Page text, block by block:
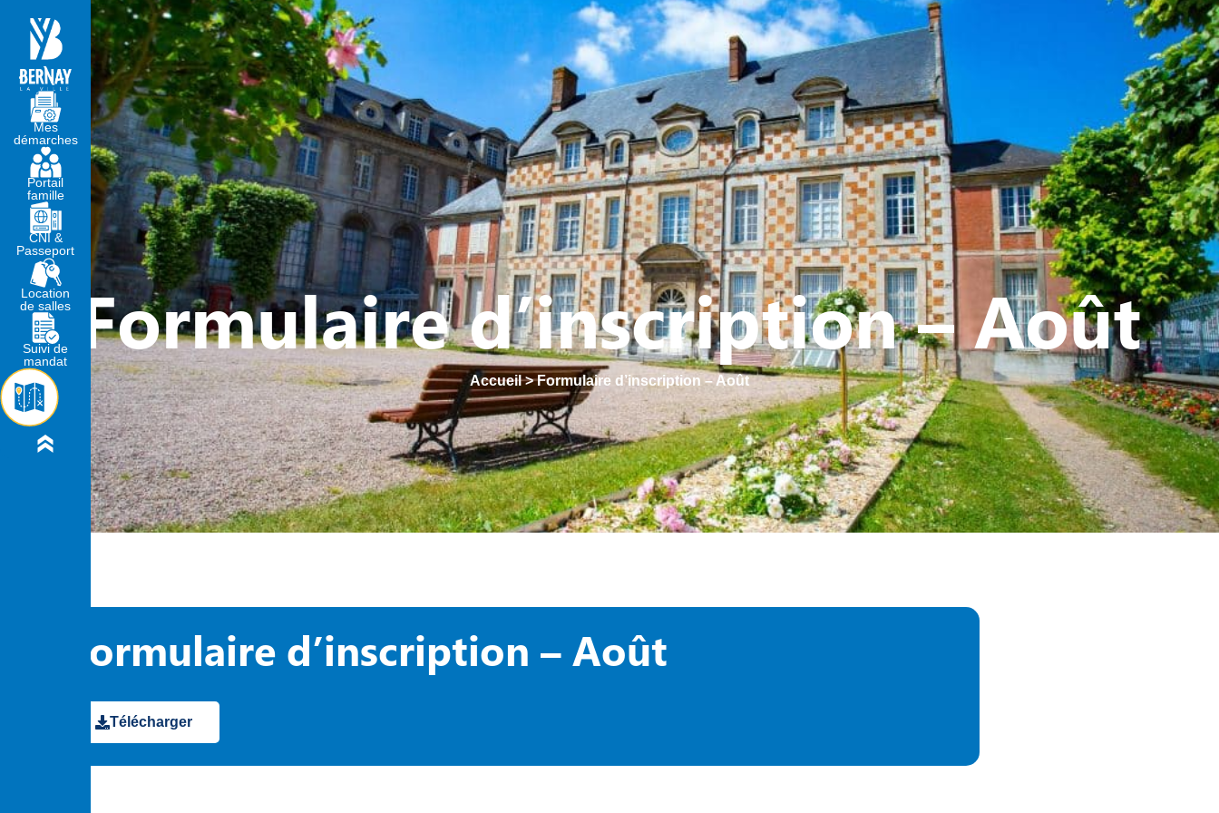
MA MAIRIE VIVRE À BERNAY CULTURE - PATRIMOINE ACTION SOCIALE VIE ASSOCIATIVE - SPORTIVE
Formulaire d’inscription – Août
Accueil>Formulaire d’inscription – Août
Formulaire d’inscription – Août
Télécharger
Mes
démarches
Portail
famille
CNI &
Passeport
Location
de salles
Suivi de
mandat